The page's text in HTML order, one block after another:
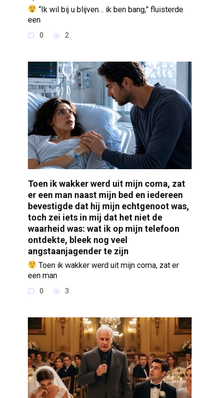
“Ik wil bij u blijven… ik ben bang,” fluisterde
een
0 2
Toen ik wakker werd uit mijn coma, zat
er een man naast mijn bed en iedereen
bevestigde dat hij mijn echtgenoot was,
toch zei iets in mij dat het niet de
waarheid was: wat ik op mijn telefoon
ontdekte, bleek nog veel
angstaanjagender te zijn
Toen ik wakker werd uit mijn coma, zat er
een man
0 3